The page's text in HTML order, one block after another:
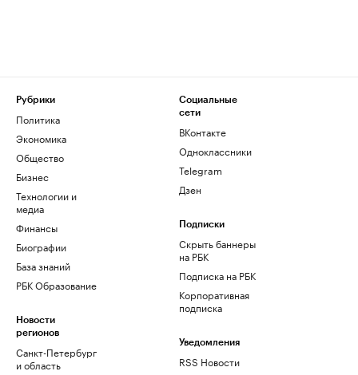
Рубрики
Политика
Экономика
Общество
Бизнес
Технологии и
медиа
Финансы
Биографии
База знаний
РБК Образование
Новости
регионов
Санкт-Петербург
и область
Социальные
сети
ВКонтакте
Одноклассники
Telegram
Дзен
Подписки
Скрыть баннеры
на РБК
Подписка на РБК
Корпоративная
подписка
Уведомления
RSS Новости